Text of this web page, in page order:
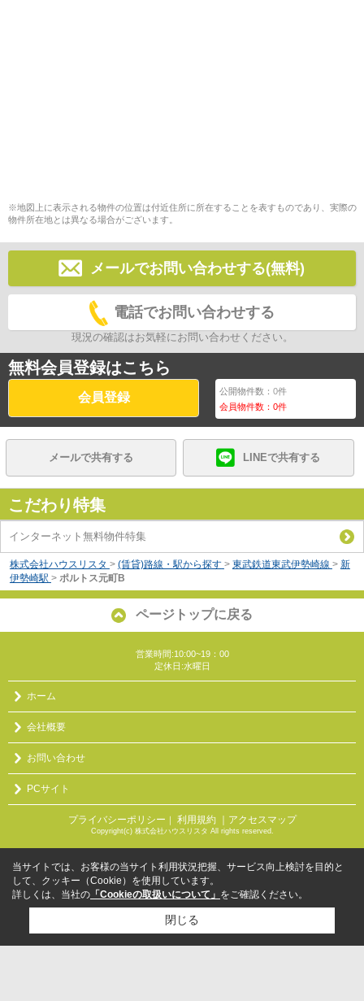
※地図上に表示される物件の位置は付近住所に所在することを表すものであり、実際の
物件所在地とは異なる場合がございます。
メールでお問い合わせする(無料)
電話でお問い合わせする
現況の確認はお気軽にお問い合わせください。
無料会員登録はこちら
会員登録 公開物件数：0件
会員物件数：0件
メールで共有する LINEで共有する
こだわり特集
インターネット無料物件特集
株式会社ハウスリスタ > (賃貸)路線・駅から探す > 東武鉄道東武伊勢崎線 > 新
伊勢崎駅 > ポルトス元町B
ページトップに戻る
営業時間:10:00~19：00
定休日:水曜日
ホーム
会社概要
お問い合わせ
PCサイト
プライバシーポリシー 利用規約 ｜アクセスマップ
Copyright(c) 株式会社ハウスリスタ All rights reserved.
当サイトでは、お客様の当サイト利用状況把握、サービス向上検討を目的と
して、クッキー（Cookie）を使用しています。
詳しくは、当社の 「Cookieの取扱いについて」 をご確認ください。
閉じる